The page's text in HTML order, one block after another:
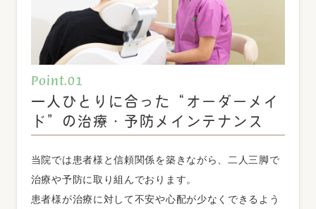
施設基準届出項目
当医院は、以下の施設基準に適合してる旨、厚生労働
省地方厚生（支）局に届出を行っております。
⋆歯科初診料の注1に規定する基準
歯科外来診療における院内感染防止対策に十分な体制
医師及びスタッフがおります。
⋆歯科外来診療医療安全対策加算１
Point.01
一人ひとりに合った“オーダーメイ
ド”の治療・予防メインテナンス
当院では患者様と信頼関係を築きながら、二人三脚で
治療や予防に取り組んでおります。
患者様が治療に対して不安や心配が少なくできるよう